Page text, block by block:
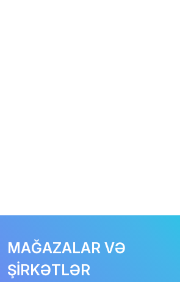
MAĞAZALAR VƏ
ŞİRKƏTLƏR